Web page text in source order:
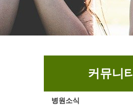
커뮤니티
병원소식